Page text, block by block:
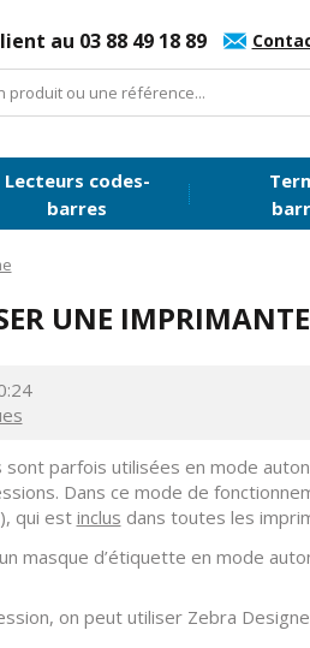
au 03 88 49 18 89
Lecteurs codes-
barres
UNE
parfois utilisées en mode
Dans ce mode de
qui estinclus dans toutes les
masque d’étiquette en mode
on peut utiliser Zebra